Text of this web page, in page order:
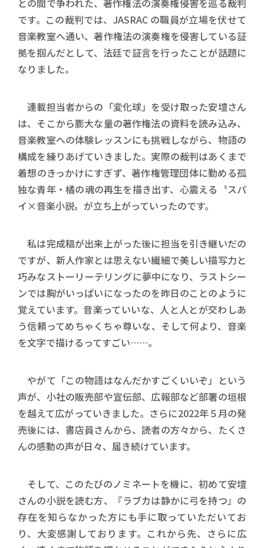
との間で争われた、著作権法の演奏権侵害を巡る裁判
です。この裁判では、JASRAC の職員が立場を伏せて
音楽教室へ通い、著作権法の演奏権を侵害している証
拠を掴んだとして、法廷で証言を行ったことが話題に
なりました。
連載担当者からの「変化球」を受け取った安壇さん
は、そこから膨大な量の著作権法の資料を読み込み、
音楽教室への体験レッスンにも挑戦しながら、物語の
構成を練りあげていきました。実際の裁判はあくまで
着想のきっかけにすぎず、著作権管理団体に勤める孤
独な青年・橘の魂の再生を描き出す、心震える〝スパ
イ×音楽小説〟が立ち上がっていったのです。
私は完成稿が出来上がった後に担当を引き継いだの
ですが、新人作家とは思えない繊細で美しい描写力と
巧みなストーリーテリングに夢中になり、ラストシー
ンでは胸がいっぱいになったのを昨日のことのように
覚えています。音楽っていいな、人と人とが交わしあ
う信頼ってめちゃくちゃ尊いな、そして何より、音楽
を文字で描けるってすごい……。
やがて「この物語はなんだかすごくいいぞ」という
声が、小社の販売部や宣伝部、広報部など部署の垣根
を越えて広がっていきました。さらに2022年５月の発
売後には、書店員さんから、読者の方々から、たくさ
んの感動の声が日々、届き続けています。
そして、このたびのノミネートを機に、初めて安壇
さんの小説を読む方、『ラブカは静かに弓を持つ』の
存在を知らなかった方にも手に取っていただいてお
り、大変感謝しております。これから先、さらに広